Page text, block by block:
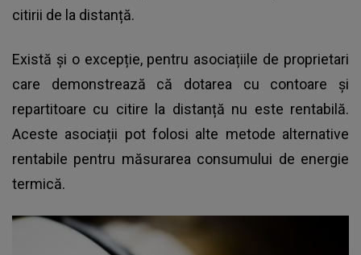
citirii de la distanță.
Există și o excepție, pentru asociațiile de proprietari
care demonstrează că dotarea cu contoare și
repartitoare cu citire la distanță nu este rentabilă.
Aceste asociații pot folosi alte metode alternative
rentabile pentru măsurarea consumului de energie
termică.